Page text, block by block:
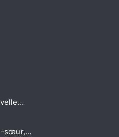
sœur,…